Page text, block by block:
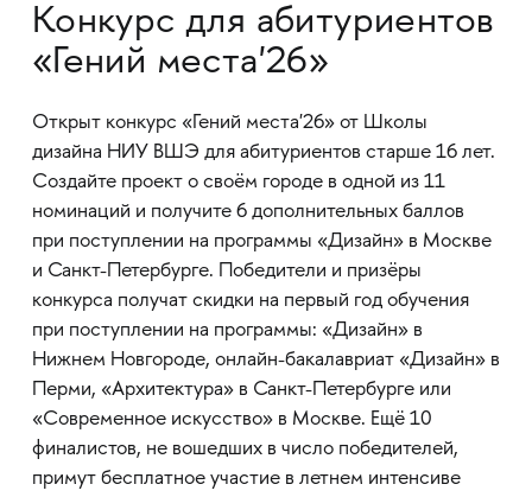
Конкурс для абитуриентов
«Гений места'26»
Открыт конкурс «Гений места'26» от Школы
дизайна НИУ ВШЭ для абитуриентов старше 16 лет.
Создайте проект о своём городе в одной из 11
номинаций и получите 6 дополнительных баллов
при поступлении на программы «Дизайн» в Москве
и Санкт-Петербурге. Победители и призёры
конкурса получат скидки на первый год обучения
при поступлении на программы: «Дизайн» в
Нижнем Новгороде, онлайн-бакалавриат «Дизайн» в
Перми, «Архитектура» в Санкт-Петербурге или
«Современное искусство» в Москве. Ещё 10
финалистов, не вошедших в число победителей,
примут бесплатное участие в летнем интенсиве